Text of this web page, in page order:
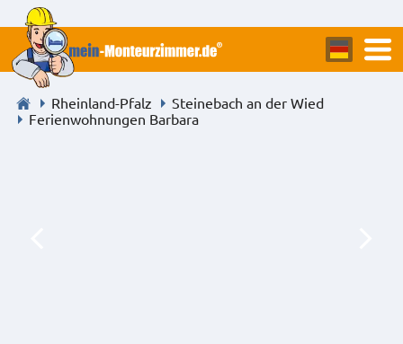
Rheinland-Pfalz
Steinebach an der Wied
Ferienwohnungen Barbara